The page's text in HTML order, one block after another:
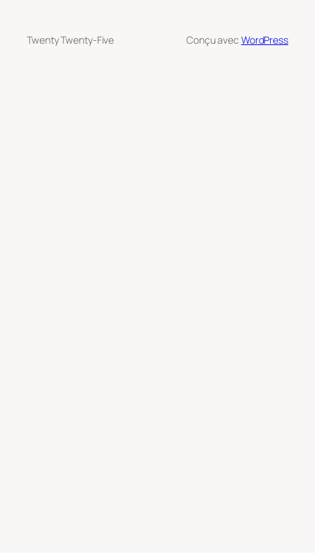
Twenty Twenty-Five Conçu avec WordPress